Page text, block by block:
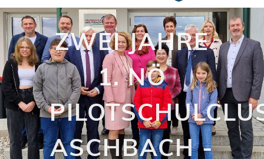
ZWEI JAHRE
1. NÖ
ASCHBACH -